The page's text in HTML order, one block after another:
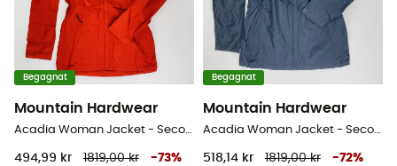
Begagnat
Mountain Hardwear
Acadia Woman Jacket - Second Hand Regnjacka - Dam - Röd - XS
494,99 kr 1819,00 kr -73%
Begagnat
Mountain Hardwear
Acadia Woman Jacket - Second Hand Regnjacka - Dam - Svart - M
518,14 kr 1819,00 kr -72%